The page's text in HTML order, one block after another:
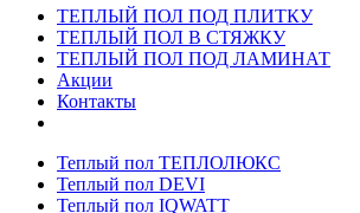
ТЕПЛЫЙ ПОЛ ПОД ПЛИТКУ
ТЕПЛЫЙ ПОЛ В СТЯЖКУ
ТЕПЛЫЙ ПОЛ ПОД ЛАМИНАТ
Акции
Контакты
Теплый пол ТЕПЛОЛЮКС
Теплый пол DEVI
Теплый пол IQWATT